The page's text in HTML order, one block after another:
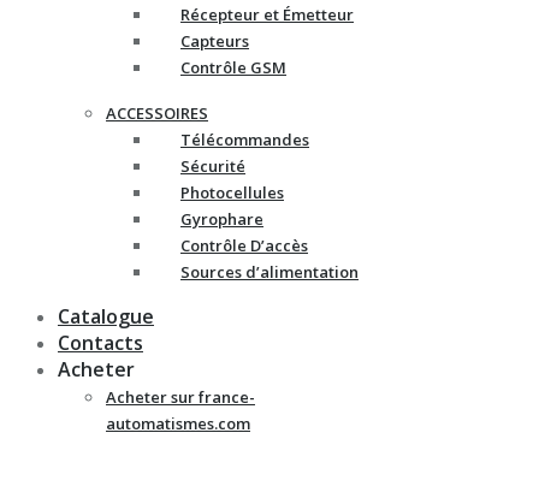
Récepteur et Émetteur
Capteurs
Contrôle GSM
ACCESSOIRES
Télécommandes
Sécurité
Photocellules
Gyrophare
Contrôle D’accès
Sources d’alimentation
Catalogue
Contacts
Acheter
Acheter sur france-
automatismes.com